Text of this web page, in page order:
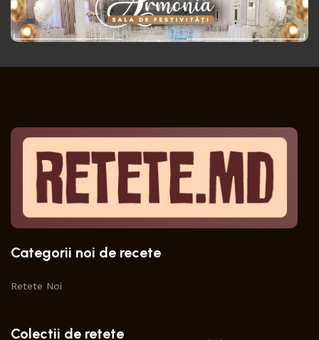
Categorii noi de recete
Retete Noi
Colectii de retete